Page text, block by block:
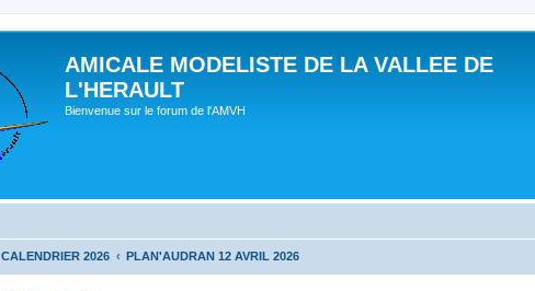
AMICALE MODELISTE DE LA VALLEE DE
L'HERAULT
Bienvenue sur le forum de l'AMVH
CALENDRIER 2026 PLAN'AUDRAN 12 AVRIL 2026